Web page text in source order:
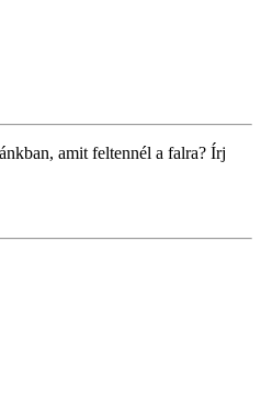
amit feltennél a falra? Írj